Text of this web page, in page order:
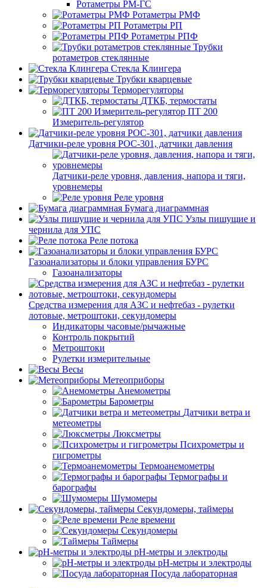
Ротаметры РМ-ГС
Ротаметры РМФ
Ротаметры РП
Ротаметры РПФ
Трубки
ротаметров стеклянные
Стекла Клингера
Трубки кварцевые
Терморегуляторы
ДТКБ, термостаты
ПТ 200
Измеритель-регулятор
Датчики-реле уровня РОС-301, датчики давления
Датчики-реле уровня, давления, напора и тяги,
уровнемеры
Реле уровня
Бумага диаграммная
Узлы пишущие и
чернила для УПС
Реле потока
Газоанализаторы и блоки управления БУРС
Газоанализаторы
Средства измерения для АЗС и нефтебаз - рулетки
лотовые, метроштоки, секундомеры
Индикаторы часовые/рычажные
Контроль покрытий
Метроштоки
Рулетки измерительные
Весы
Метеоприборы
Анемометры
Барометры
Датчики ветра и
метеометры
Люксметры
Психрометры и
гигрометры
Термоанемометры
Термографы и
барографы
Шумомеры
Секундомеры, таймеры
Реле времени
Секундомеры
Таймеры
pH-метры и электроды
pH-метры и электроды
Посуда лабораторная